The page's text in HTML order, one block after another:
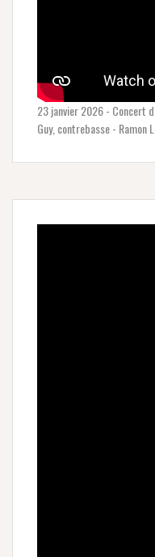
23 janvier 2026 - Concert
Guy, contrebasse - Ramon